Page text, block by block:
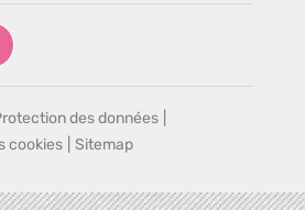
des données
cookies
Sitemap